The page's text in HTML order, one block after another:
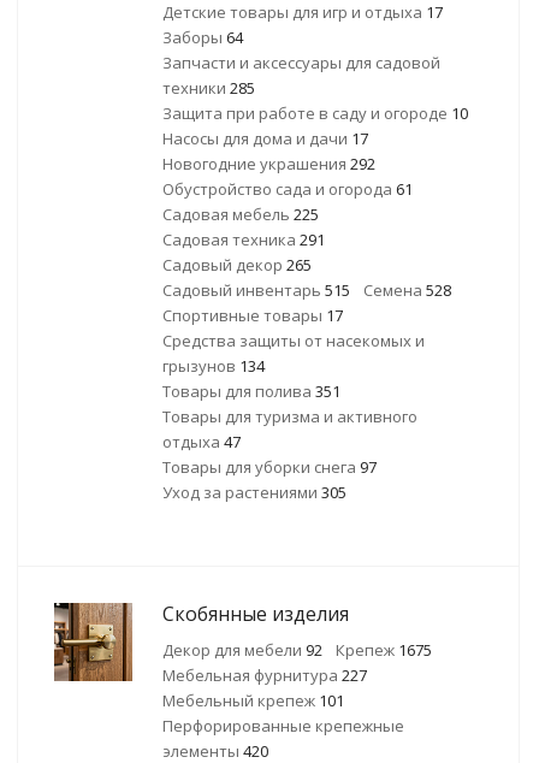
Детские товары для игр и отдыха 17
Заборы 64
Запчасти и аксессуары для садовой
техники 285
Защита при работе в саду и огороде 10
Насосы для дома и дачи 17
Новогодние украшения 292
Обустройство сада и огорода 61
Садовая мебель 225
Садовая техника 291
Садовый декор 265
Садовый инвентарь 515 Семена 528
Спортивные товары 17
Средства защиты от насекомых и
грызунов 134
Товары для полива 351
Товары для туризма и активного
отдыха 47
Товары для уборки снега 97
Уход за растениями 305
Скобянные изделия
Декор для мебели 92 Крепеж 1675
Мебельная фурнитура 227
Мебельный крепеж 101
Перфорированные крепежные
элементы 420